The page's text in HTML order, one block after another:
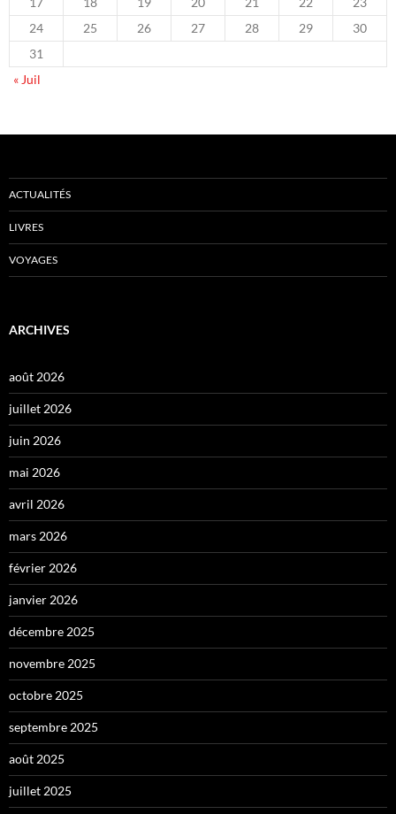
24
25 26 27 28 29
30
31
« Juil
ACTUALITÉS
LIVRES
VOYAGES
ARCHIVES
août 2026
juillet 2026
juin 2026
mai 2026
avril 2026
mars 2026
février 2026
janvier 2026
décembre 2025
novembre 2025
octobre 2025
septembre 2025
août 2025
juillet 2025